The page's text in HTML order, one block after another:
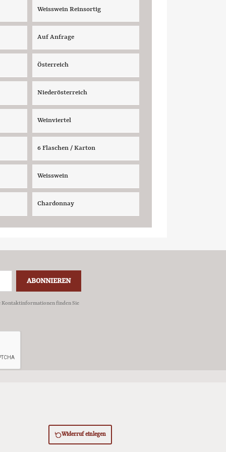
Weisswein Reinsortig
Auf Anfrage
Österreich
Niederösterreich
Weinviertel
6 Flaschen / Karton
Weisswein
Chardonnay
Kontaktinformationen finden Sie
Widerruf einlegen